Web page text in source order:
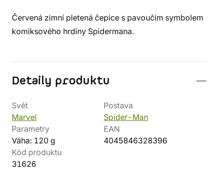
Červená zimní pletená čepice s pavoučím symbolem
komiksového hrdiny Spidermana.
Detaily produktu
Svět
Marvel
Postava
Spider-Man
Parametry
Váha: 120 g
EAN
4045846328396
Kód produktu
31626